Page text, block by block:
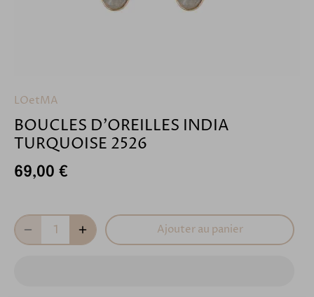
LOetMA
BOUCLES D'OREILLES INDIA
TURQUOISE 2526
69,00 €
Ajouter au panier